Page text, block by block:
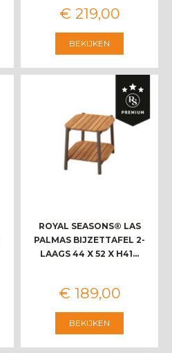
€ 219,00
BEKIJKEN
ROYAL SEASONS® LAS
PALMAS BIJZETTAFEL 2-
LAAGS 44 X 52 X H41…
€ 189,00
BEKIJKEN